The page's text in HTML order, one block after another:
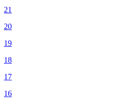
21
20
19
18
17
16